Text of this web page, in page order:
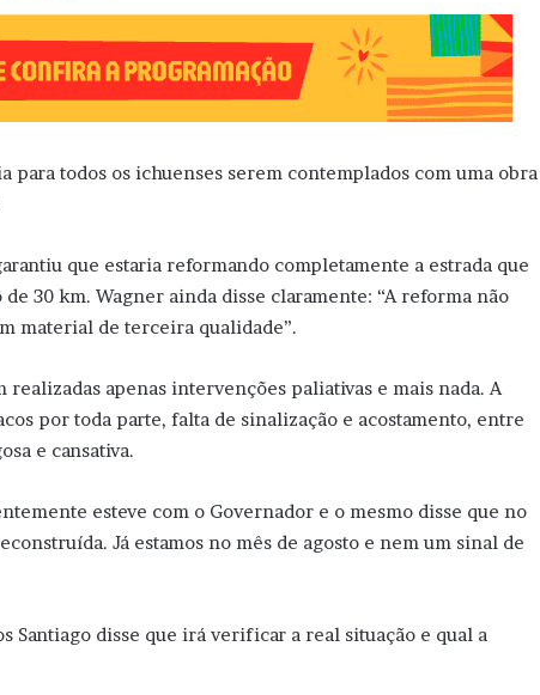
todos os ichuenses serem contemplados com uma obra
que estaria reformando completamente a estrada que
30 km. Wagner ainda disse claramente: “A reforma não
material de terceira qualidade”.
apenas intervenções paliativas e mais nada. A
por toda parte, falta de sinalização e acostamento, entre
e cansativa.
esteve com o Governador e o mesmo disse que no
Já estamos no mês de agosto e nem um sinal de
Santiago disse que irá verificar a real situação e qual a